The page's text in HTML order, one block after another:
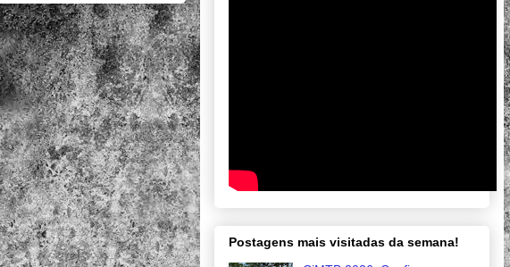
Postagens mais visitadas da semana!